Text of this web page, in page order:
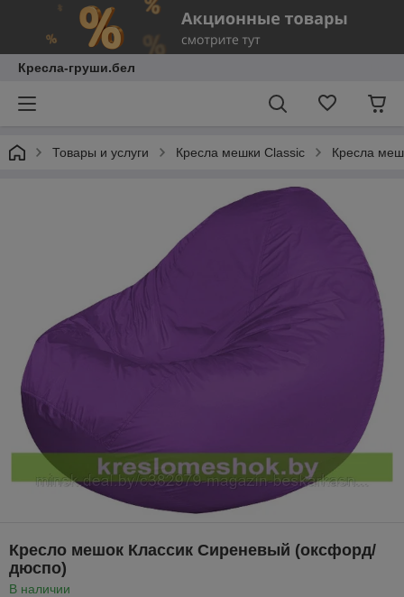
Кресла-груши.бел
Товары и услуги Кресла мешки Classic Кресла
Кресло мешок Классик Сиреневый (оксфорд/
дюспо)
В наличии